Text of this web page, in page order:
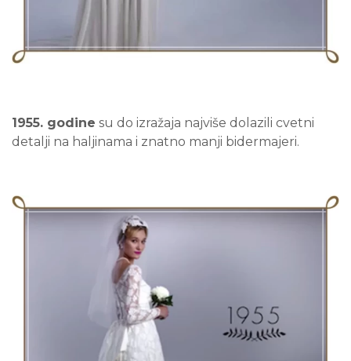
1955. godine su do izražaja najviše dolazili cvetni
detalji na haljinama i znatno manji bidermajeri.